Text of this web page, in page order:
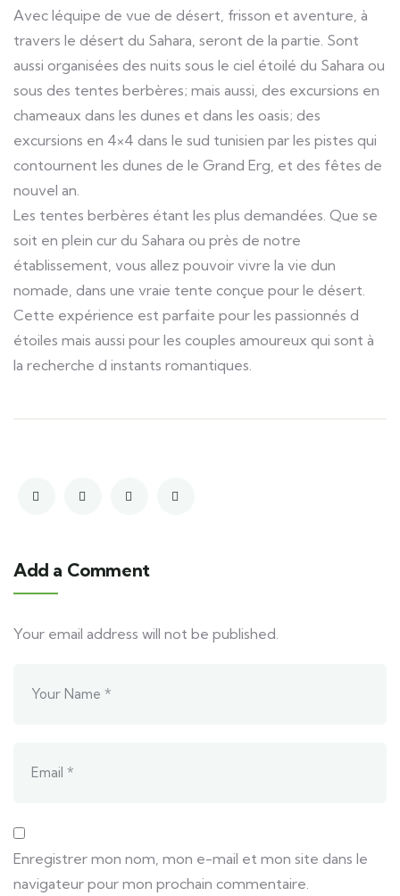
Avec léquipe de vue de désert, frisson et aventure, à
travers le désert du Sahara, seront de la partie. Sont
aussi organisées des nuits sous le ciel étoilé du Sahara ou
sous des tentes berbères; mais aussi, des excursions en
chameaux dans les dunes et dans les oasis; des
excursions en 4×4 dans le sud tunisien par les pistes qui
contournent les dunes de le Grand Erg, et des fêtes de
nouvel an.
Les tentes berbères étant les plus demandées. Que se
soit en plein cur du Sahara ou près de notre
établissement, vous allez pouvoir vivre la vie dun
nomade, dans une vraie tente conçue pour le désert.
Cette expérience est parfaite pour les passionnés d
étoiles mais aussi pour les couples amoureux qui sont à
la recherche d instants romantiques.
Add a Comment
Your email address will not be published.
Enregistrer mon nom, mon e-mail et mon site dans le
navigateur pour mon prochain commentaire.